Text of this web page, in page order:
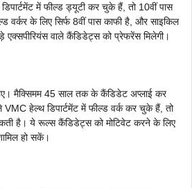
में फील्ड ड्यूटी कर चुके हैं, तो 10वीं पास
वर्कर के लिए सिर्फ 8वीं पास काफी है, और साइकिल
एक्सपीरियंस वाले कैंडिडेट्स को प्रेफरेंस मिलेगी।
मैक्सिमम 45 साल तक के कैंडिडेट अप्लाई कर
हेल्थ डिपार्टमेंट में फील्ड वर्क कर चुके हैं, तो
है। ये रूल्स कैंडिडेट्स को मोटिवेट करने के लिए
हो सकें।